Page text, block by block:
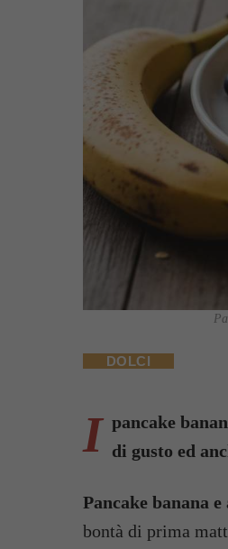
DOLCI
I pancake
di gusto ed
Pancake banana e
bontà di prima